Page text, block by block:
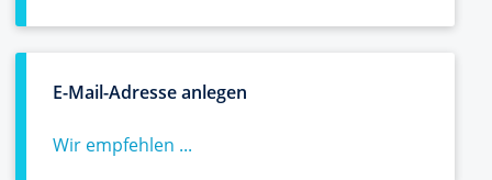
E-Mail-Adresse anlegen
Wir empfehlen ...